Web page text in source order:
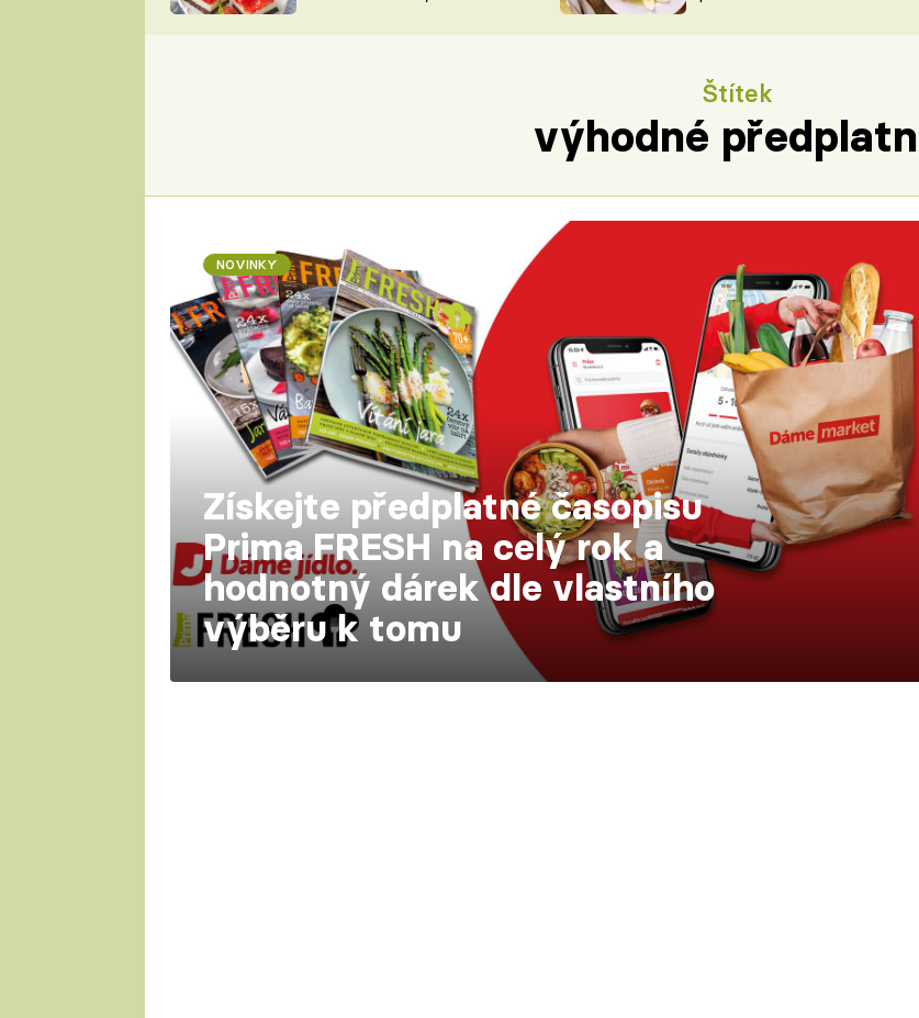
NA NÁKUPECH
Štítek
výhodné
NOVINKY
Získejte předplatné časopisu
Prima FRESH na celý rok a
hodnotný dárek dle vlastního
výběru k tomu